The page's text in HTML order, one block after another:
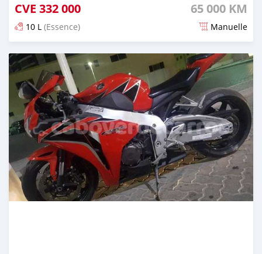
CVE 332 000 65 000 KM
10 L (Essence) Manuelle
Publié il y a environ 2 ans